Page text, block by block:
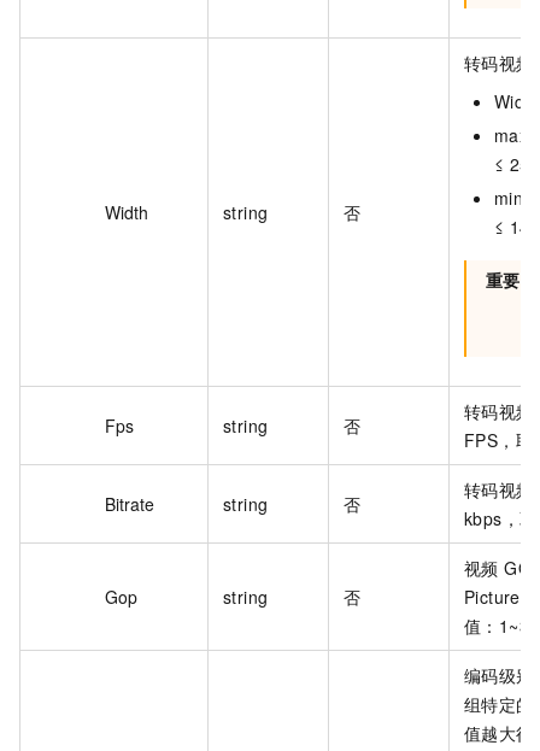
Width string 否
转码视频
max
≤
min
≤
重要
Fps string 否
转码视频
FPS，取
Bitrate string 否
转码视频
kbps，
Gop string 否
视频
Picture
值：
编码级别
组特定的
值越大得